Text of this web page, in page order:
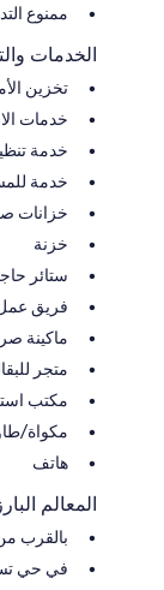
ممنوع
الخدمات
تخزين
خدمات
خدمة
خدمة
خزانات
خزنة
ستائر
فريق عمل
ماكينة
متجر
مكتب
مكواة/
هاتف
المعالم
بالقرب
في حي